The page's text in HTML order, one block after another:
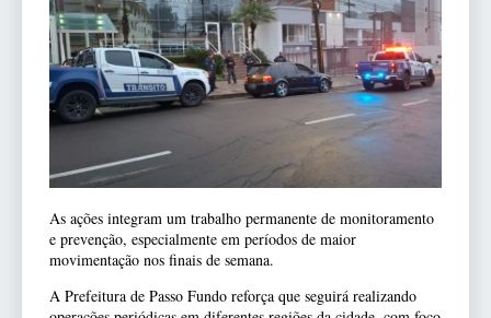
As ações integram um trabalho permanente de monitoramento
e prevenção, especialmente em períodos de maior
movimentação nos finais de semana.
A Prefeitura de Passo Fundo reforça que seguirá realizando